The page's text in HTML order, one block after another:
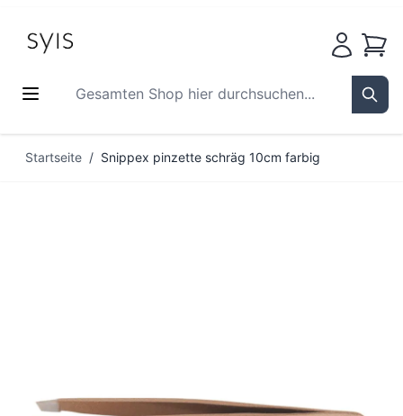
Gesamten Shop hier durchsuchen...
Startseite / Snippex pinzette schräg 10cm farbig